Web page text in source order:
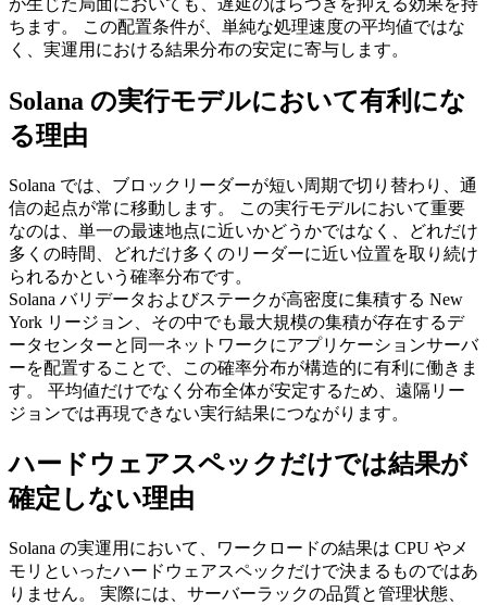
ちます。 この配置条件が、単純な処理速度の平均値ではな
く、実運用における結果分布の安定に寄与します。
Solana の実行モデルにおいて有利にな
る理由
Solana では、ブロックリーダーが短い周期で切り替わり、通
信の起点が常に移動します。 この実行モデルにおいて重要
なのは、単一の最速地点に近いかどうかではなく、どれだけ
多くの時間、どれだけ多くのリーダーに近い位置を取り続け
られるかという確率分布です。
Solana バリデータおよびステークが高密度に集積する New
York リージョン、その中でも最大規模の集積が存在するデ
ータセンターと同一ネットワークにアプリケーションサーバ
ーを配置することで、この確率分布が構造的に有利に働きま
す。 平均値だけでなく分布全体が安定するため、遠隔リー
ジョンでは再現できない実行結果につながります。
ハードウェアスペックだけでは結果が
確定しない理由
Solana の実運用において、ワークロードの結果は CPU やメ
モリといったハードウェアスペックだけで決まるものではあ
りません。 実際には、サーバーラックの品質と管理状態、